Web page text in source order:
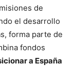
de
el desarrollo
forma parte de
fondos
a España